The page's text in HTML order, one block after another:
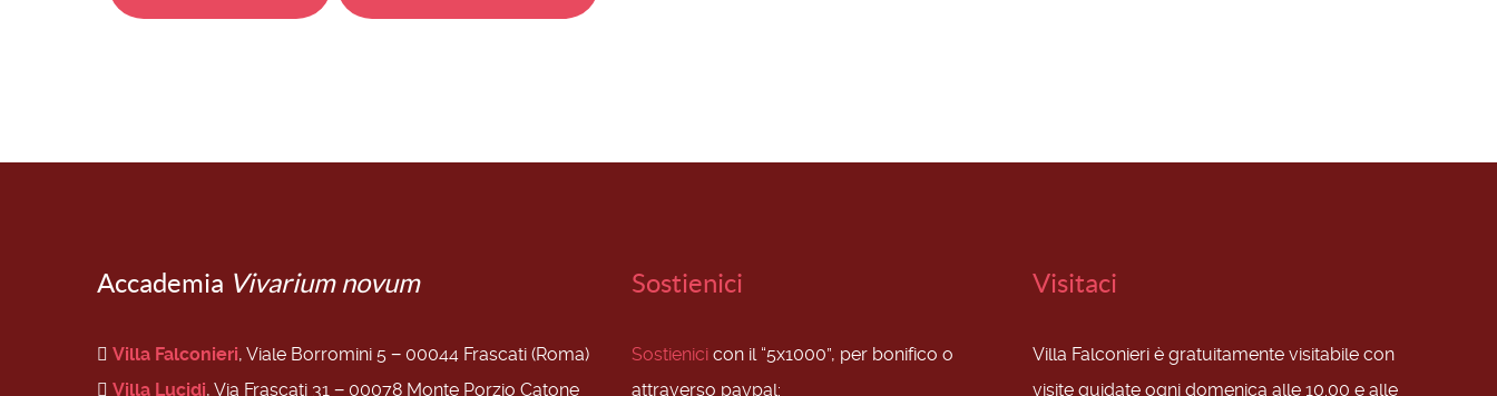
Accademia Vivarium novum
Villa Falconieri, Viale Borromini 5 − 00044 Frascati (Roma)
Villa Lucidi, Via Frascati 31 − 00078 Monte Porzio Catone
Sostienici
Sostienici con il “5x1000”, per bonifico o
attraverso paypal:
Visitaci
Villa Falconieri è gratuitamente visitabile con
visite guidate ogni domenica alle 10.00 e alle